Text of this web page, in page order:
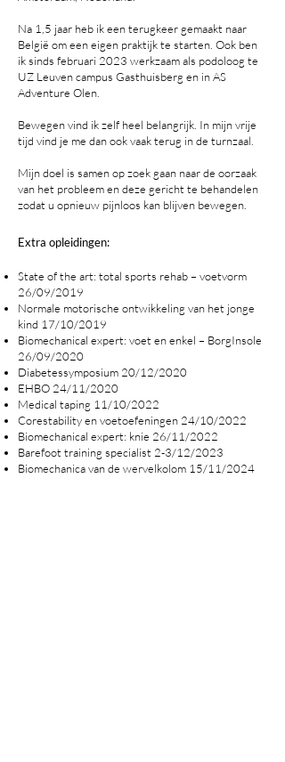
Na 1,5 jaar heb ik een terugkeer gemaakt naar
België om een eigen praktijk te starten. Ook ben
ik sinds februari 2023 werkzaam als podoloog te
UZ Leuven campus Gasthuisberg en in AS
Adventure Olen.
Bewegen vind ik zelf heel belangrijk. In mijn vrije
tijd vind je me dan ook vaak terug in de turnzaal.
Mijn doel is samen op zoek gaan naar de oorzaak
van het probleem en deze gericht te behandelen
zodat u opnieuw pijnloos kan blijven bewegen.
Extra opleidingen:
State of the art: total sports rehab – voetvorm
26/09/2019
Normale motorische ontwikkeling van het jonge
kind 17/10/2019
Biomechanical expert: voet en enkel – BorgInsole
26/09/2020
Diabetessymposium 20/12/2020
EHBO 24/11/2020
Medical taping 11/10/2022
Corestability en voetoefeningen 24/10/2022
Biomechanical expert: knie 26/11/2022
Barefoot training specialist 2-3/12/2023
Biomechanica van de wervelkolom 15/11/2024